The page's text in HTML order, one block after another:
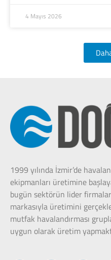
4 Mayıs 2026
1999 yılında İzmir’de
ekipmanları üretimine
bugün sektörün lider
markasıyla üretimini
mutfak havalandırması
uygun olarak üretim